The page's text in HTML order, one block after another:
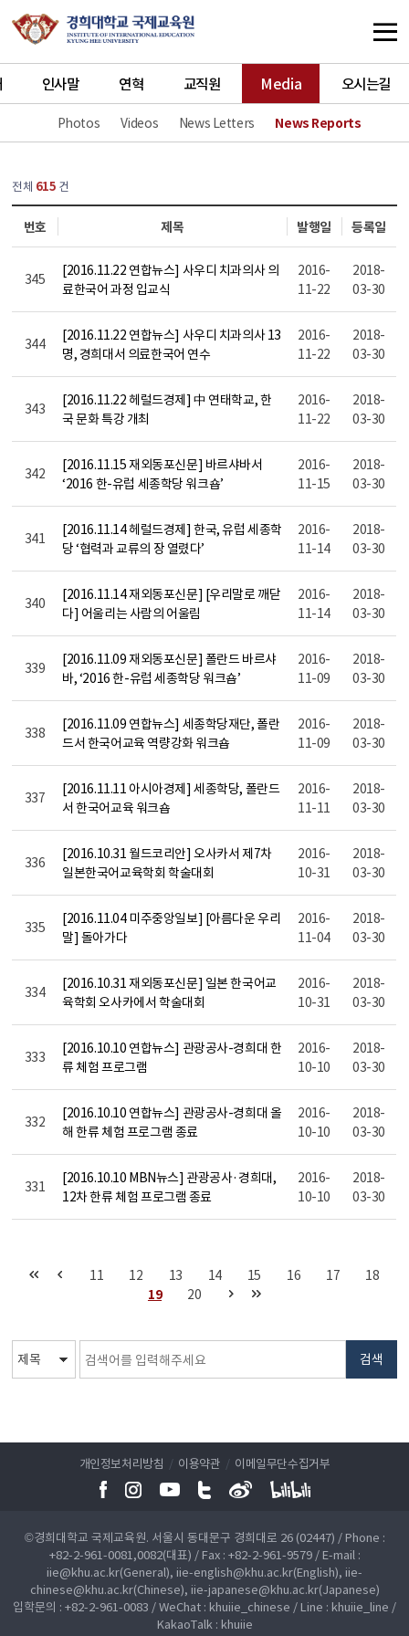
인사말 연혁 교직원 Media
Photos Videos News Letters News Reports
오시는길
전체 615 건
번호 제목 발행일 등록일
345
[2016.11.22 연합뉴스] 사우디 치과의사 의
료한국어 과정 입교식
2016-
11-22
2018-
03-30
344
[2016.11.22 연합뉴스] 사우디 치과의사 13
명, 경희대서 의료한국어 연수
2016-
11-22
2018-
03-30
343
[2016.11.22 헤럴드경제] 中 연태학교, 한
국 문화 특강 개최
2016-
11-22
2018-
03-30
342
[2016.11.15 재외동포신문] 바르샤바서
‘2016 한-유럽 세종학당 워크숍’
2016-
11-15
2018-
03-30
341
[2016.11.14 헤럴드경제] 한국, 유럽 세종학
당 ‘협력과 교류의 장 열렸다’
2016-
11-14
2018-
03-30
340
[2016.11.14 재외동포신문] [우리말로 깨닫
다] 어울리는 사람의 어울림
2016-
11-14
2018-
03-30
339
[2016.11.09 재외동포신문] 폴란드 바르샤
바, ‘2016 한-유럽 세종학당 워크숍’
2016-
11-09
2018-
03-30
338
[2016.11.09 연합뉴스] 세종학당재단, 폴란
드서 한국어교육 역량강화 워크숍
2016-
11-09
2018-
03-30
337
[2016.11.11 아시아경제] 세종학당, 폴란드
서 한국어교육 워크숍
2016-
11-11
2018-
03-30
336
[2016.10.31 월드코리안] 오사카서 제7차
일본한국어교육학회 학술대회
2016-
10-31
2018-
03-30
335
[2016.11.04 미주중앙일보] [아름다운 우리
말] 돌아가다
2016-
11-04
2018-
03-30
334
[2016.10.31 재외동포신문] 일본 한국어교
육학회 오사카에서 학술대회
2016-
10-31
2018-
03-30
333
[2016.10.10 연합뉴스] 관광공사-경희대 한
류 체험 프로그램
2016-
10-10
2018-
03-30
332
[2016.10.10 연합뉴스] 관광공사-경희대 올
해 한류 체험 프로그램 종료
2016-
10-10
2018-
03-30
331
[2016.10.10 MBN뉴스] 관광공사·경희대,
12차 한류 체험 프로그램 종료
2016-
10-10
2018-
03-30
11 12 13 14 15 16 17 18
19 20
검색
개인정보처리방침 / 이용약관 / 이메일무단수집거부
©경희대학교 국제교육원. 서울시 동대문구 경희대로 26 (02447) / Phone :
+82-2-961-0081,0082(대표) / Fax : +82-2-961-9579 / E-mail :
iie@khu.ac.kr(General), iie-english@khu.ac.kr(English), iie-
chinese@khu.ac.kr(Chinese), iie-japanese@khu.ac.kr(Japanese)
입학문의 : +82-2-961-0083 / WeChat : khuiie_chinese / Line : khuiie_line /
KakaoTalk : khuiie